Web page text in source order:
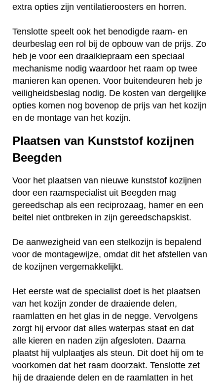
extra opties zijn ventilatieroosters en horren.
Tenslotte speelt ook het benodigde raam- en
deurbeslag een rol bij de opbouw van de prijs. Zo
heb je voor een draaikiepraam een speciaal
mechanisme nodig waardoor het raam op twee
manieren kan openen. Voor buitendeuren heb je
veiligheidsbeslag nodig. De kosten van dergelijke
opties komen nog bovenop de prijs van het kozijn
en de montage van het kozijn.
Plaatsen van Kunststof kozijnen
Beegden
Voor het plaatsen van nieuwe kunststof kozijnen
door een raamspecialist uit Beegden mag
gereedschap als een reciprozaag, hamer en een
beitel niet ontbreken in zijn gereedschapskist.
De aanwezigheid van een stelkozijn is bepalend
voor de montagewijze, omdat dit het afstellen van
de kozijnen vergemakkelijkt.
Het eerste wat de specialist doet is het plaatsen
van het kozijn zonder de draaiende delen,
raamlatten en het glas in de negge. Vervolgens
zorgt hij ervoor dat alles waterpas staat en dat
alle kieren en naden zijn afgesloten. Daarna
plaatst hij vulplaatjes als steun. Dit doet hij om te
voorkomen dat het raam doorzakt. Tenslotte zet
hij de draaiende delen en de raamlatten in het